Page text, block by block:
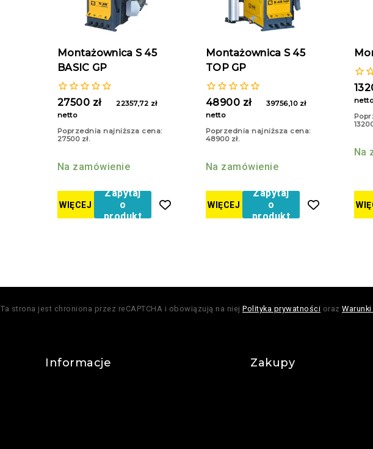
Montażownica S 45
BASIC GP
0
z
27500 zł 22357,72 zł
netto
Poprzednia najniższa cena:
27500 zł.
Na zamówienie
WIĘCEJ
Zapytaj
o
produkt
Montażownica S 45
TOP GP
0
z
48900 zł 39756,10 zł
netto
Poprzednia najniższa cena:
48900 zł.
Na zamówienie
WIĘCEJ
Zapytaj
o
produkt
0
z
Na
Ta strona jest chroniona przez reCAPTCHA i obowiązują na niej Polityka prywatności oraz
Informacje Zakupy